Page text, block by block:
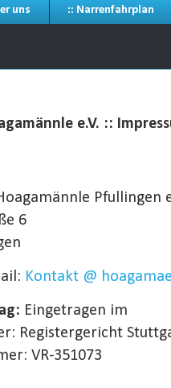
uns :: Narrenfahrplan
e.V. ::
Pfullingen
6
Kontakt @
Eingetragen im
Registergericht
VR-351073